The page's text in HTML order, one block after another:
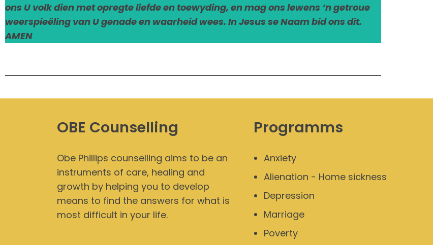
ons U volk dien met opregte liefde en toewyding, en mag ons lewens ‘n getroue
weerspieëling van U genade en waarheid wees. In Jesus se Naam bid ons dit.
AMEN
OBE Counselling
Obe Phillips counselling aims to be an
instruments of care, healing and
growth by helping you to develop
means to find the answers for what is
most difficult in your life.
Programms
Anxiety
Alienation - Home sickness
Depression
Marriage
Poverty